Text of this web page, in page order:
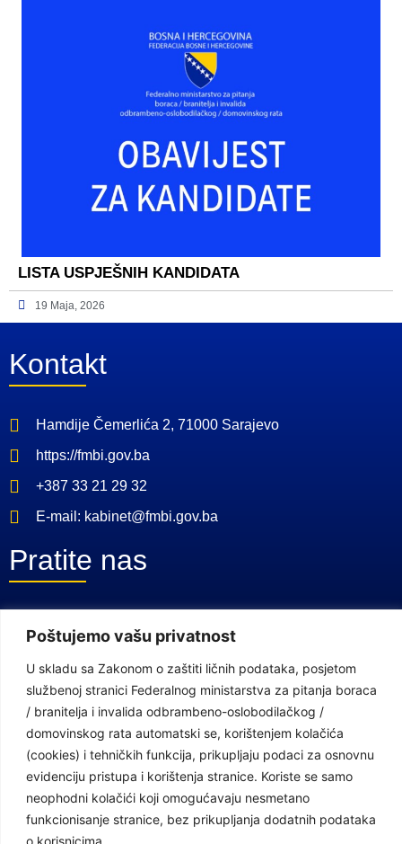
Poštujemo vašu privatnost
U skladu sa Zakonom o zaštiti ličnih podataka, posjetom
službenoj stranici Federalnog ministarstva za pitanja boraca
/ branitelja i invalida odbrambeno-oslobodilačkog /
domovinskog rata automatski se, korištenjem kolačića
(cookies) i tehničkih funkcija, prikupljaju podaci za osnovnu
evidenciju pristupa i korištenja stranice. Koriste se samo
neophodni kolačići koji omogućavaju nesmetano
funkcionisanje stranice, bez prikupljanja dodatnih podataka
o korisnicima.
LISTA USPJEŠNIH KANDIDATA
19 Maja, 2026
Kontakt
Hamdije Čemerlića 2, 71000 Sarajevo
https://fmbi.gov.ba
+387 33 21 29 32
E-mail: kabinet@fmbi.gov.ba
Pratite nas
Linkovi
Vlada Federacije Bosne i Hercegovine
Federalno ministarstvo finansija
Federalni zavod za penzijsko i invalidsko osiguranje